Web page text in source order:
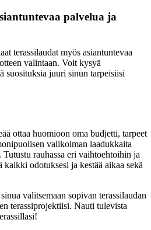
palvelua ja
terassilaudat myös asiantuntevaa
valintaan. Voit kysyä
suosituksia juuri sinun tarpeisiisi
ottaa huomioon oma budjetti, tarpeet
valikoiman laadukkaita
rauhassa eri vaihtoehtoihin ja
kaikki odotuksesi ja kestää aikaa sekä
valitsemaan sopivan terassilaudan
terassiprojektiisi. Nauti tulevista